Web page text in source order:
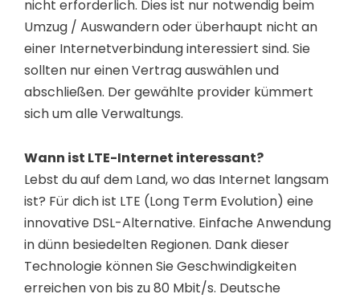
nicht erforderlich. Dies ist nur notwendig beim
Umzug / Auswandern oder überhaupt nicht an
einer Internetverbindung interessiert sind. Sie
sollten nur einen Vertrag auswählen und
abschließen. Der gewählte provider kümmert
sich um alle Verwaltungs.
Wann ist LTE-Internet interessant?
Lebst du auf dem Land, wo das Internet langsam
ist? Für dich ist LTE (Long Term Evolution) eine
innovative DSL-Alternative. Einfache Anwendung
in dünn besiedelten Regionen. Dank dieser
Technologie können Sie Geschwindigkeiten
erreichen von bis zu 80 Mbit/s. Deutsche